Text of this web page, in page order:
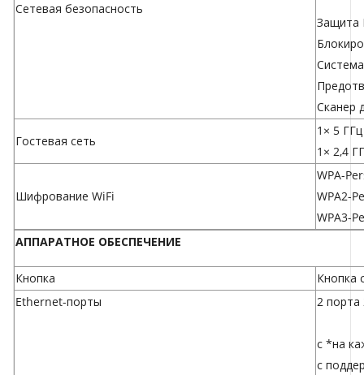
Сетевая безопасность
Защита
Сканер
Гостевая сеть
1× 5
1× 2,4
Шифрование WiFi
WPA-
WPA2-
WPA3-
АППАРАТНОЕ ОБЕСПЕЧЕНИЕ
Кнопка
Кнопка
Ethernet-порты
2 порта
с *на
с